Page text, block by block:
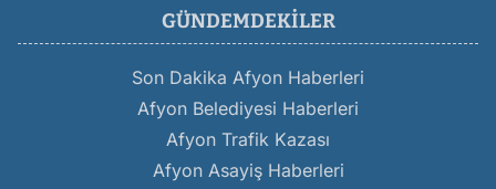
GÜNDEMDEKILER
Son Dakika Afyon Haberleri
Afyon Belediyesi Haberleri
Afyon Trafik Kazası
Afyon Asayiş Haberleri